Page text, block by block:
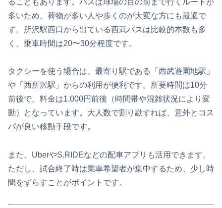
多いため、荷物が多い人や歩くのが大変な方にも最適で
す。所沢駅西口から出ている西武バスは比較的本数も多
く、乗車時間は20〜30分程度です。
タクシーを使う場合は、最寄り駅である「西武遊園地駅」
や「西所沢駅」からの利用が便利です。所要時間は10分
前後で、料金は1,000円前後（時間帯や混雑状況により変
動）となっています。大人数で割り勘すれば、意外とコス
パが良い移動手段です。
また、UberやS.RIDEなどの配車アプリも活用できます。
ただし、試合終了時は乗車希望者が集中するため、少し時
間をずらすことがポイントです。